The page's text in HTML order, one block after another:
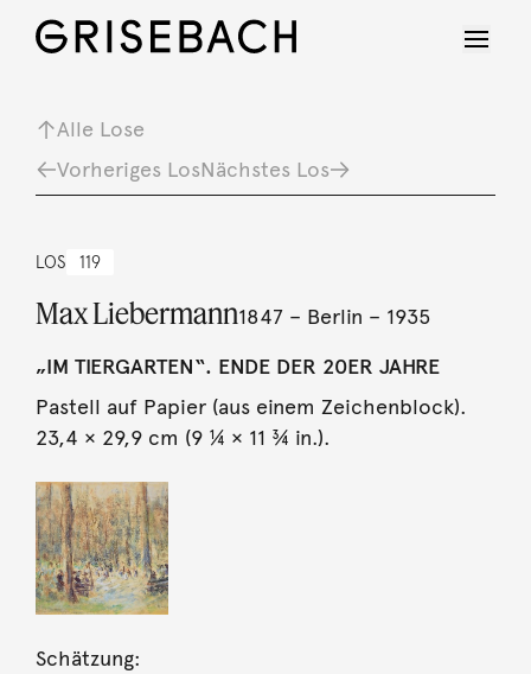
Alle Lose
Vorheriges LosNächstes Los
LOS 119
Max Liebermann1847 – Berlin – 1935
„IM TIERGARTEN“. ENDE DER 20ER JAHRE
Pastell auf Papier (aus einem Zeichenblock).
23,4 × 29,9 cm (9 ¼ × 11 ¾ in.).
Schätzung: